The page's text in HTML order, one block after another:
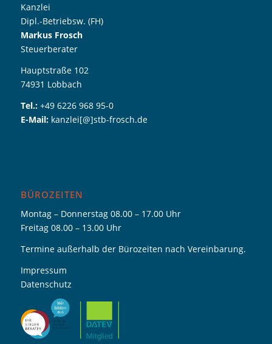
Kanzlei
Dipl.-Betriebsw. (FH)
Markus Frosch
Steuerberater
Hauptstraße 102
74931 Lobbach
Tel.: +49 6226 968 95-0
E-Mail: kanzlei[@]stb-frosch.de
BÜROZEITEN
Montag – Donnerstag 08.00 – 17.00 Uhr
Freitag 08.00 – 13.00 Uhr
Termine außerhalb der Bürozeiten nach Vereinbarung.
Impressum
Datenschutz